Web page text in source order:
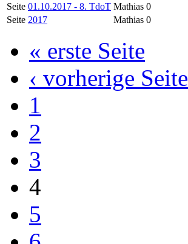
Seite 01.10.2017 - 8. TdoT Mathias 0
Seite 2017 Mathias 0
« erste Seite
‹ vorherige Seite
1
2
3
4
5